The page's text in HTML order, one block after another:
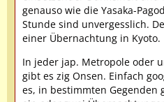
genauso wie die Yasaka-
Stunde sind unvergesslich.
einer Übernachtung in Kyoto.
In jeder jap. Metropole oder
gibt es zig Onsen. Einfach
es, in bestimmten Gegenden